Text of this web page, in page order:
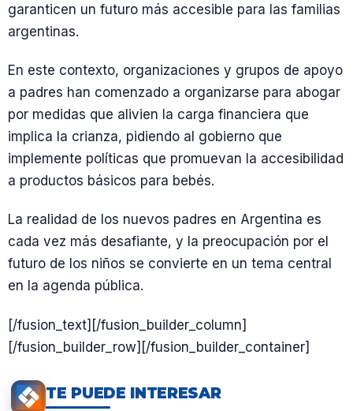
garanticen un futuro más accesible para las familias
argentinas.
En este contexto, organizaciones y grupos de apoyo
a padres han comenzado a organizarse para abogar
por medidas que alivien la carga financiera que
implica la crianza, pidiendo al gobierno que
implemente políticas que promuevan la accesibilidad
a productos básicos para bebés.
La realidad de los nuevos padres en Argentina es
cada vez más desafiante, y la preocupación por el
futuro de los niños se convierte en un tema central
en la agenda pública.
[/fusion_text][/fusion_builder_column]
[/fusion_builder_row][/fusion_builder_container]
TE PUEDE INTERESAR